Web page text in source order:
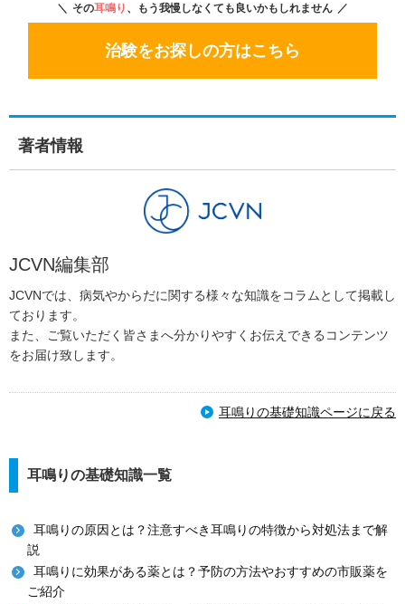
その耳鳴り 、もう我慢しなくても良いかもしれません
治験をお探しの方はこちら
著者情報
JCVN編集部
JCVNでは、病気やからだに関する様々な知識をコラムとして掲載し
ております。
また、ご覧いただく皆さまへ分かりやすくお伝えできるコンテンツ
をお届け致します。
耳鳴りの基礎知識ページに戻る
耳鳴りの基礎知識一覧
耳鳴りの原因とは？注意すべき耳鳴りの特徴から対処法まで解
説
耳鳴りに効果がある薬とは？予防の方法やおすすめの市販薬を
ご紹介